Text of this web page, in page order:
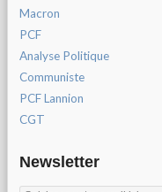
Macron
PCF
Analyse Politique
Communiste
PCF Lannion
CGT
Newsletter